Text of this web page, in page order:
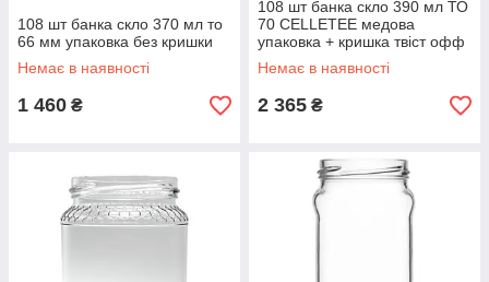
108 шт банка скло 370 мл то
66 мм упаковка без кришки
Немає в наявності
1 460 ₴
108 шт банка скло 390 мл ТО
70 CELLETEE медова
упаковка + кришка твіст офф
70 мм на вибір
Немає в наявності
2 365 ₴